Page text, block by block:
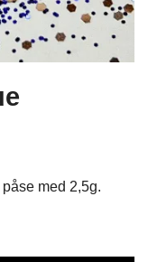
med 2,5g.